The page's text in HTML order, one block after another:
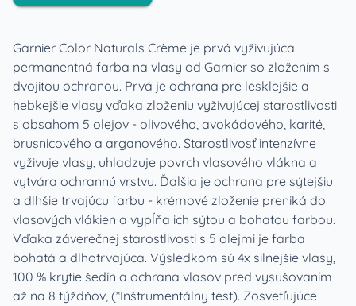
Garnier Color Naturals Crème je prvá vyživujúca
permanentná farba na vlasy od Garnier so zložením s
dvojitou ochranou. Prvá je ochrana pre lesklejšie a
hebkejšie vlasy vďaka zloženiu vyživujúcej starostlivosti
s obsahom 5 olejov - olivového, avokádového, karité,
brusnicového a arganového. Starostlivosť intenzívne
vyživuje vlasy, uhladzuje povrch vlasového vlákna a
vytvára ochrannú vrstvu. Ďalšia je ochrana pre sýtejšiu
a dlhšie trvajúcu farbu - krémové zloženie preniká do
vlasových vlákien a vypĺňa ich sýtou a bohatou farbou.
Vďaka záverečnej starostlivosti s 5 olejmi je farba
bohatá a dlhotrvajúca. Výsledkom sú 4x silnejšie vlasy,
100 % krytie šedín a ochrana vlasov pred vysušovaním
až na 8 týždňov, (*Inštrumentálny test). Zosvetľujúce